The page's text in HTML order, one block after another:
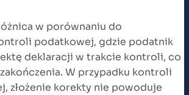
w porównaniu do
podatkowej, gdzie podatnik
deklaracji w trakcie kontroli, co
W przypadku kontroli
złożenie korekty nie powoduje